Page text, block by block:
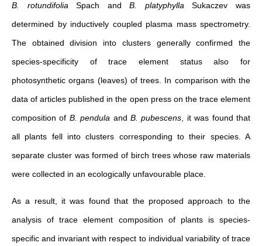
B. rotundifolia Spach andB. platyphylla Sukaczev was
determined by inductively coupled plasma mass spectrometry.
The obtained division into clusters generally confirmed the
species-specificity of trace element status also for
photosynthetic organs (leaves) of trees. In comparison with the
data of articles published in the open press on the trace element
composition of B. pendula andB. pubescens , it was found that
all plants fell into clusters corresponding to their species. A
separate cluster was formed of birch trees whose raw materials
were collected in an ecologically unfavourable place.
As a result, it was found that the proposed approach to the
analysis of trace element composition of plants is species-
specific and invariant with respect to individual variability of trace